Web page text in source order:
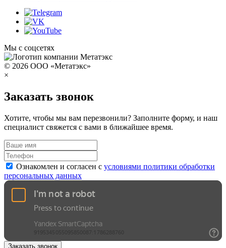
Мы с соцсетях
© 2026 ООО «Метатэкс»
×
Заказать звонок
Хотите, чтобы мы вам перезвонили? Заполните форму, и наш
специалист свяжется с вами в ближайшее время.
Ознакомлен и согласен с условиями политики обработки
персональных данных
Заказать звонок